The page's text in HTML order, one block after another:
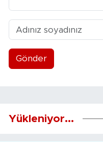
Gönder
Yükleniyor...